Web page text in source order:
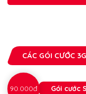
CÁC GÓI CƯỚC
90.000đ Gói cước